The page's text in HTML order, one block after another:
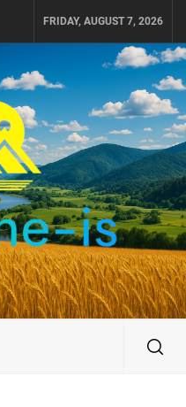
FRIDAY, AUGUST 7, 2026